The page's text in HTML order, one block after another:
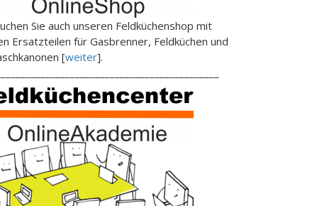
Sie auch unseren Feldküchenshop mit
Ersatzteilen für Gasbrenner, Feldküchen und
[weiter].